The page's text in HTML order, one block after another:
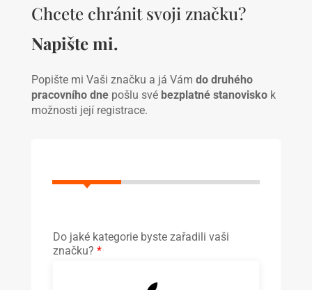
Chcete chránit svoji značku?
Napište mi.
Popište mi Vaši značku a já Vám do druhého
pracovního dnepošlu své bezplatné stanoviskok
možnosti její registrace.
Do jaké kategorie byste zařadili vaši
značku? *